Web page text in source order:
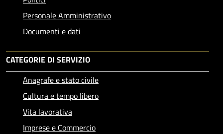
Personale Amministrativo
Documenti e dati
CATEGORIE DI SERVIZIO
Anagrafe e stato civile
Cultura e tempo libero
Vita lavorativa
Imprese e Commercio